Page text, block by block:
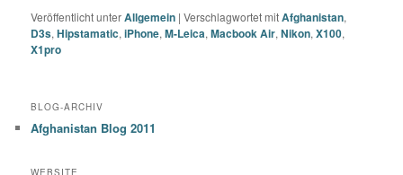
Veröffentlicht unterAllgemein |Verschlagwortet mitAfghanistan,
D3s,Hipstamatic,iPhone,M-Leica,Macbook Air,Nikon,X100,
X1pro
BLOG-ARCHIV
Afghanistan Blog 2011